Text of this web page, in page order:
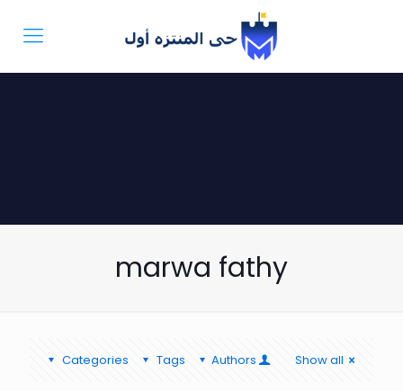
marwa fathy
Categories Tags Authors Show all